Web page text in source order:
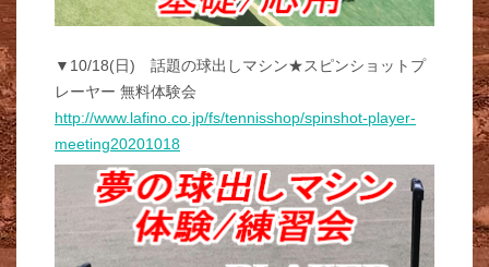
▼10/18(日) 話題の球出しマシン★スピンショットプ
レーヤー 無料体験会
http://www.lafino.co.jp/fs/tennisshop/spinshot-player-
meeting20201018